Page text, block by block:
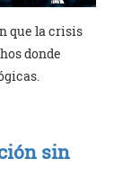
que la crisis
donde
sin